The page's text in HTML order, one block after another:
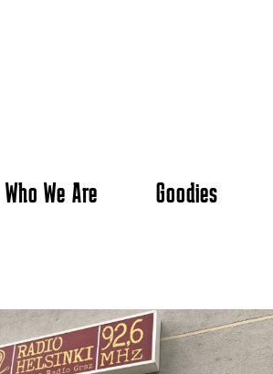
Who We Are Goodies